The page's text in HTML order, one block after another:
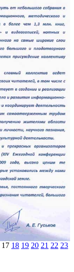
17 18 19 20 21 22 23